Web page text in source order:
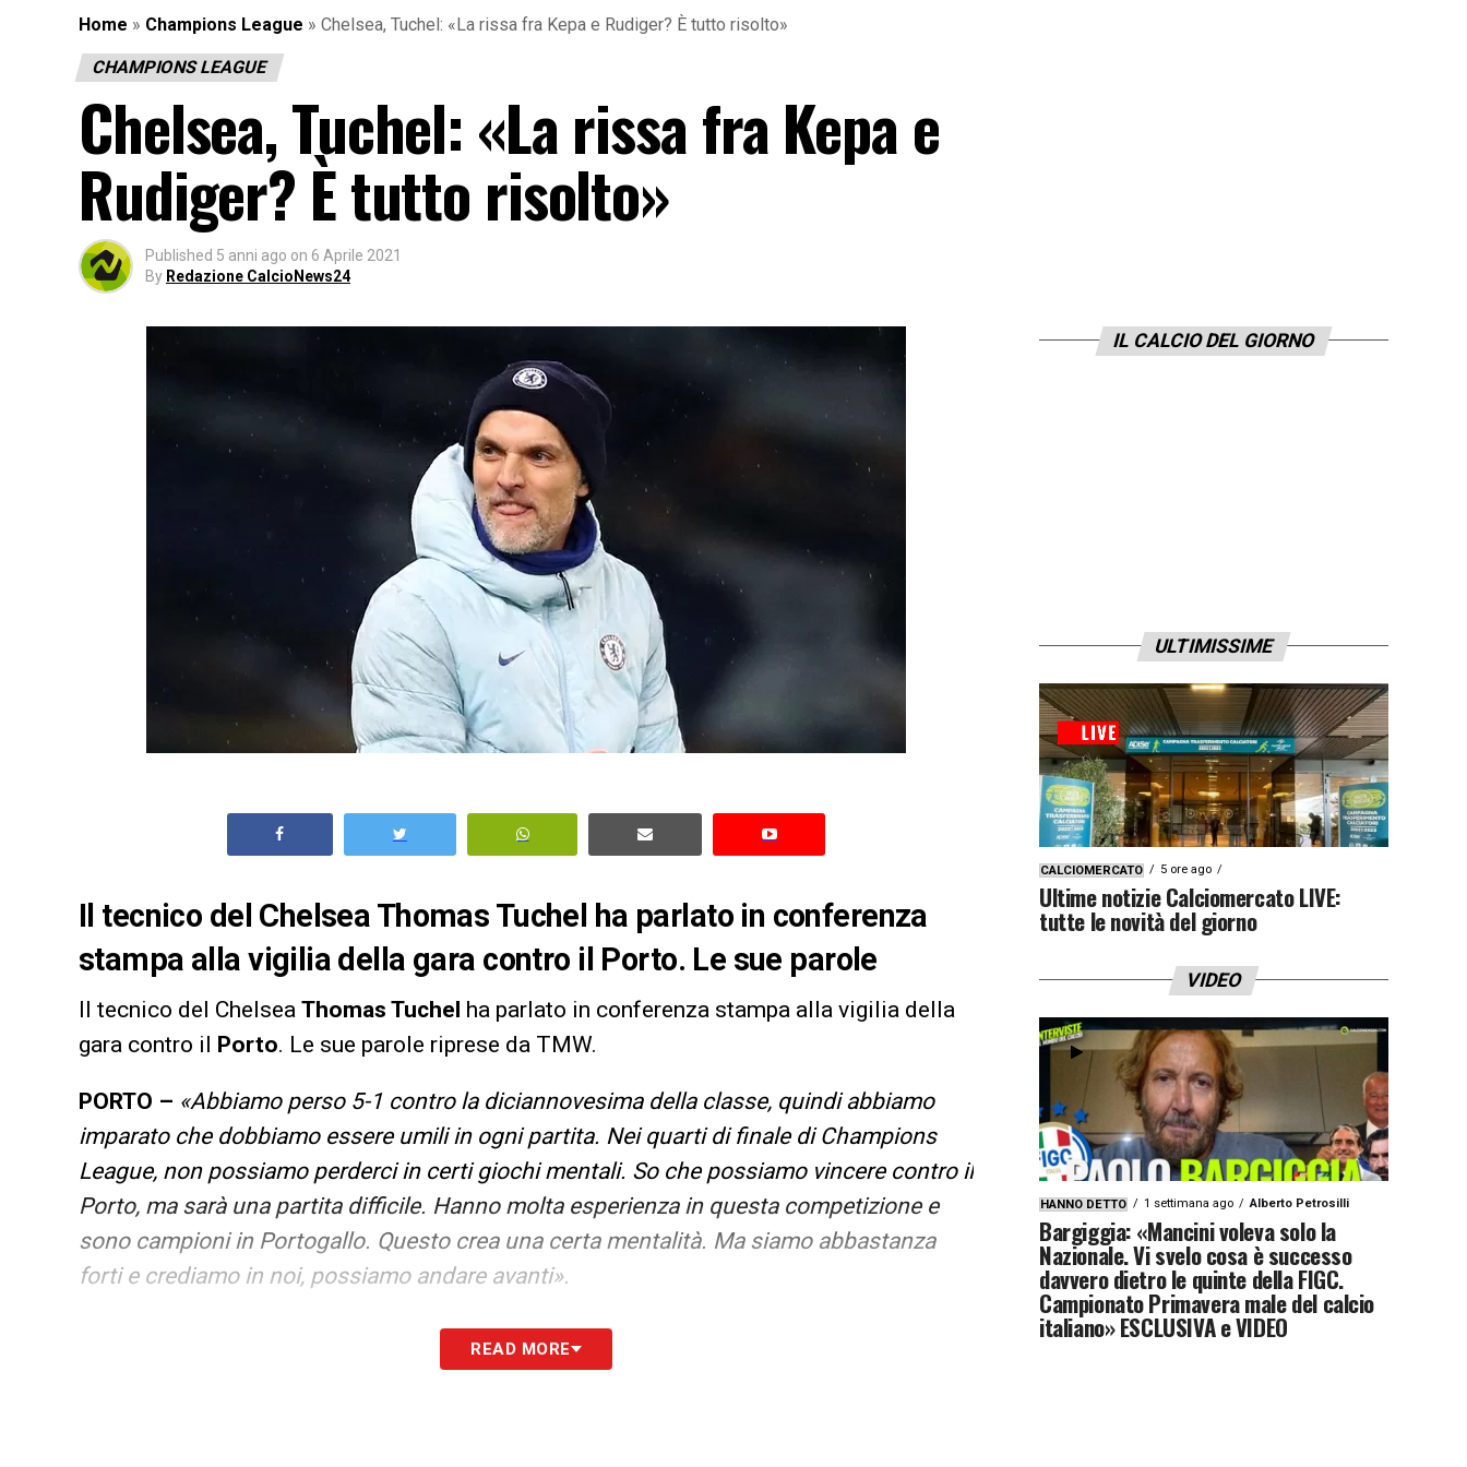
Home » Champions League » Chelsea, Tuchel: «La rissa fra Kepa e Rudiger? È tutto risolto»
CHAMPIONS LEAGUE
Chelsea, Tuchel: «La rissa fra Kepa e
Rudiger? È tutto risolto»
Published 5 anni ago on 6 Aprile 2021
By Redazione CalcioNews24
Il tecnico del Chelsea Thomas Tuchel ha parlato in conferenza
stampa alla vigilia della gara contro il Porto. Le sue parole
Il tecnico del Chelsea Thomas Tuchel ha parlato in conferenza stampa alla vigilia della
gara contro il Porto. Le sue parole riprese da TMW.
PORTO – «Abbiamo perso 5-1 contro la diciannovesima della classe, quindi abbiamo
imparato che dobbiamo essere umili in ogni partita. Nei quarti di finale di Champions
League, non possiamo perderci in certi giochi mentali. So che possiamo vincere contro il
Porto, ma sarà una partita difficile. Hanno molta esperienza in questa competizione e
sono campioni in Portogallo. Questo crea una certa mentalità. Ma siamo abbastanza
forti e crediamo in noi, possiamo andare avanti».
«È naturale che ci siano reazioni del genere dopo una partita del
READ MORE
IL CALCIO DEL GIORNO
ULTIMISSIME
CALCIOMERCATO 5 ore ago
Ultime notizie Calciomercato LIVE:
tutte le novità del giorno
VIDEO
HANNO DETTO 1 settimana ago Alberto Petrosilli
Bargiggia: «Mancini voleva solo la
Nazionale. Vi svelo cosa è successo
davvero dietro le quinte della FIGC.
Campionato Primavera male del calcio
italiano» ESCLUSIVA e VIDEO